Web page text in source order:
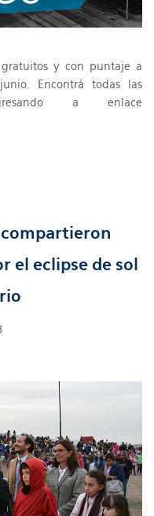
y con puntaje a
Encontrá todas las
a enlace
compartieron
el eclipse de sol